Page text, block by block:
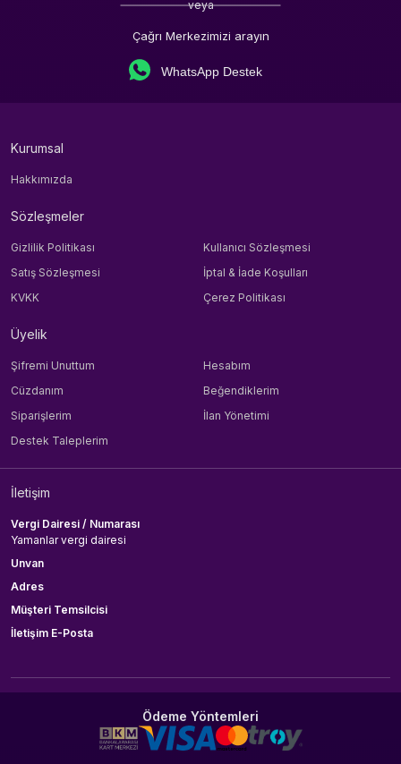
veya
Çağrı Merkezimizi arayın
WhatsApp Destek
Kurumsal
Hakkımızda
Sözleşmeler
Gizlilik Politikası
Kullanıcı Sözleşmesi
Satış Sözleşmesi
İptal & İade Koşulları
KVKK
Çerez Politikası
Üyelik
Şifremi Unuttum
Hesabım
Cüzdanım
Beğendiklerim
Siparişlerim
İlan Yönetimi
Destek Taleplerim
İletişim
Vergi Dairesi / Numarası
Yamanlar vergi dairesi
Unvan
Adres
Müşteri Temsilcisi
İletişim E-Posta
Ödeme Yöntemleri